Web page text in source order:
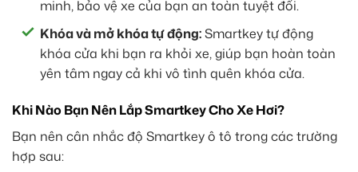
minh, bảo vệ xe của bạn an toàn tuyệt đối.
Khóa và mở khóa tự động:Smartkey tự động
khóa cửa khi bạn ra khỏi xe, giúp bạn hoàn toàn
yên tâm ngay cả khi vô tình quên khóa cửa.
Khi Nào Bạn Nên Lắp Smartkey Cho Xe Hơi?
Bạn nên cân nhắc độ Smartkey ô tô trong các trường
hợp sau: